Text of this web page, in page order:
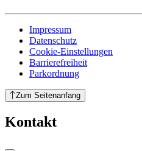
Impressum
Datenschutz
Cookie-Einstellungen
Barrierefreiheit
Parkordnung
Zum Seitenanfang
Kontakt